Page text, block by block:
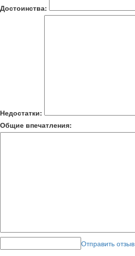
Достоинства:
Недостатки:
Общие впечатления:
Отправить отзыв